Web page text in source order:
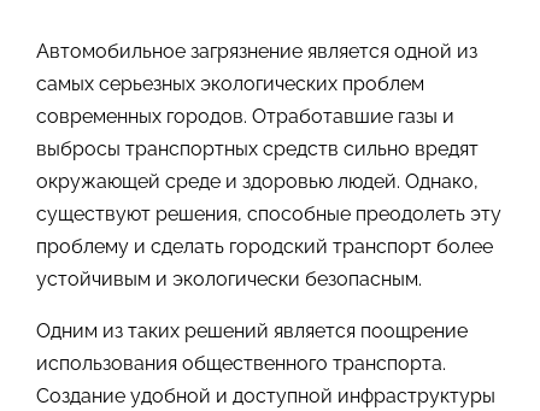
Автомобильное загрязнение является одной из
самых серьезных экологических проблем
современных городов. Отработавшие газы и
выбросы транспортных средств сильно вредят
окружающей среде и здоровью людей. Однако,
существуют решения, способные преодолеть эту
проблему и сделать городский транспорт более
устойчивым и экологически безопасным.
Одним из таких решений является поощрение
использования общественного транспорта.
Создание удобной и доступной инфраструктуры